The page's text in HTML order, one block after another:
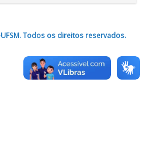
Todos os direitos reservados.